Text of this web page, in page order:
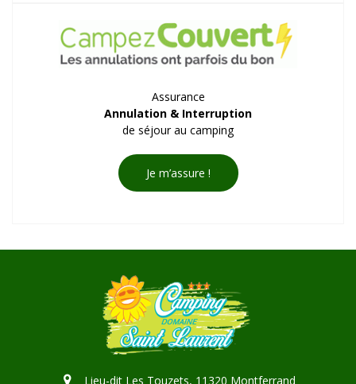
Assurance
Annulation & Interruption
de séjour au camping
Je m’assure !
Lieu-dit Les Touzets, 11320 Montferrand